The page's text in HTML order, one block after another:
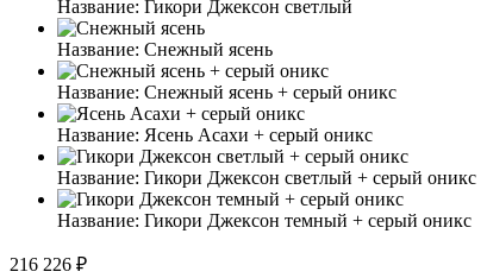
Название: Гикори Джексон светлый
Название: Снежный ясень
Название: Снежный ясень + серый оникс
Название: Ясень Асахи + серый оникс
Название: Гикори Джексон светлый + серый оникс
Название: Гикори Джексон темный + серый оникс
216 226 ₽